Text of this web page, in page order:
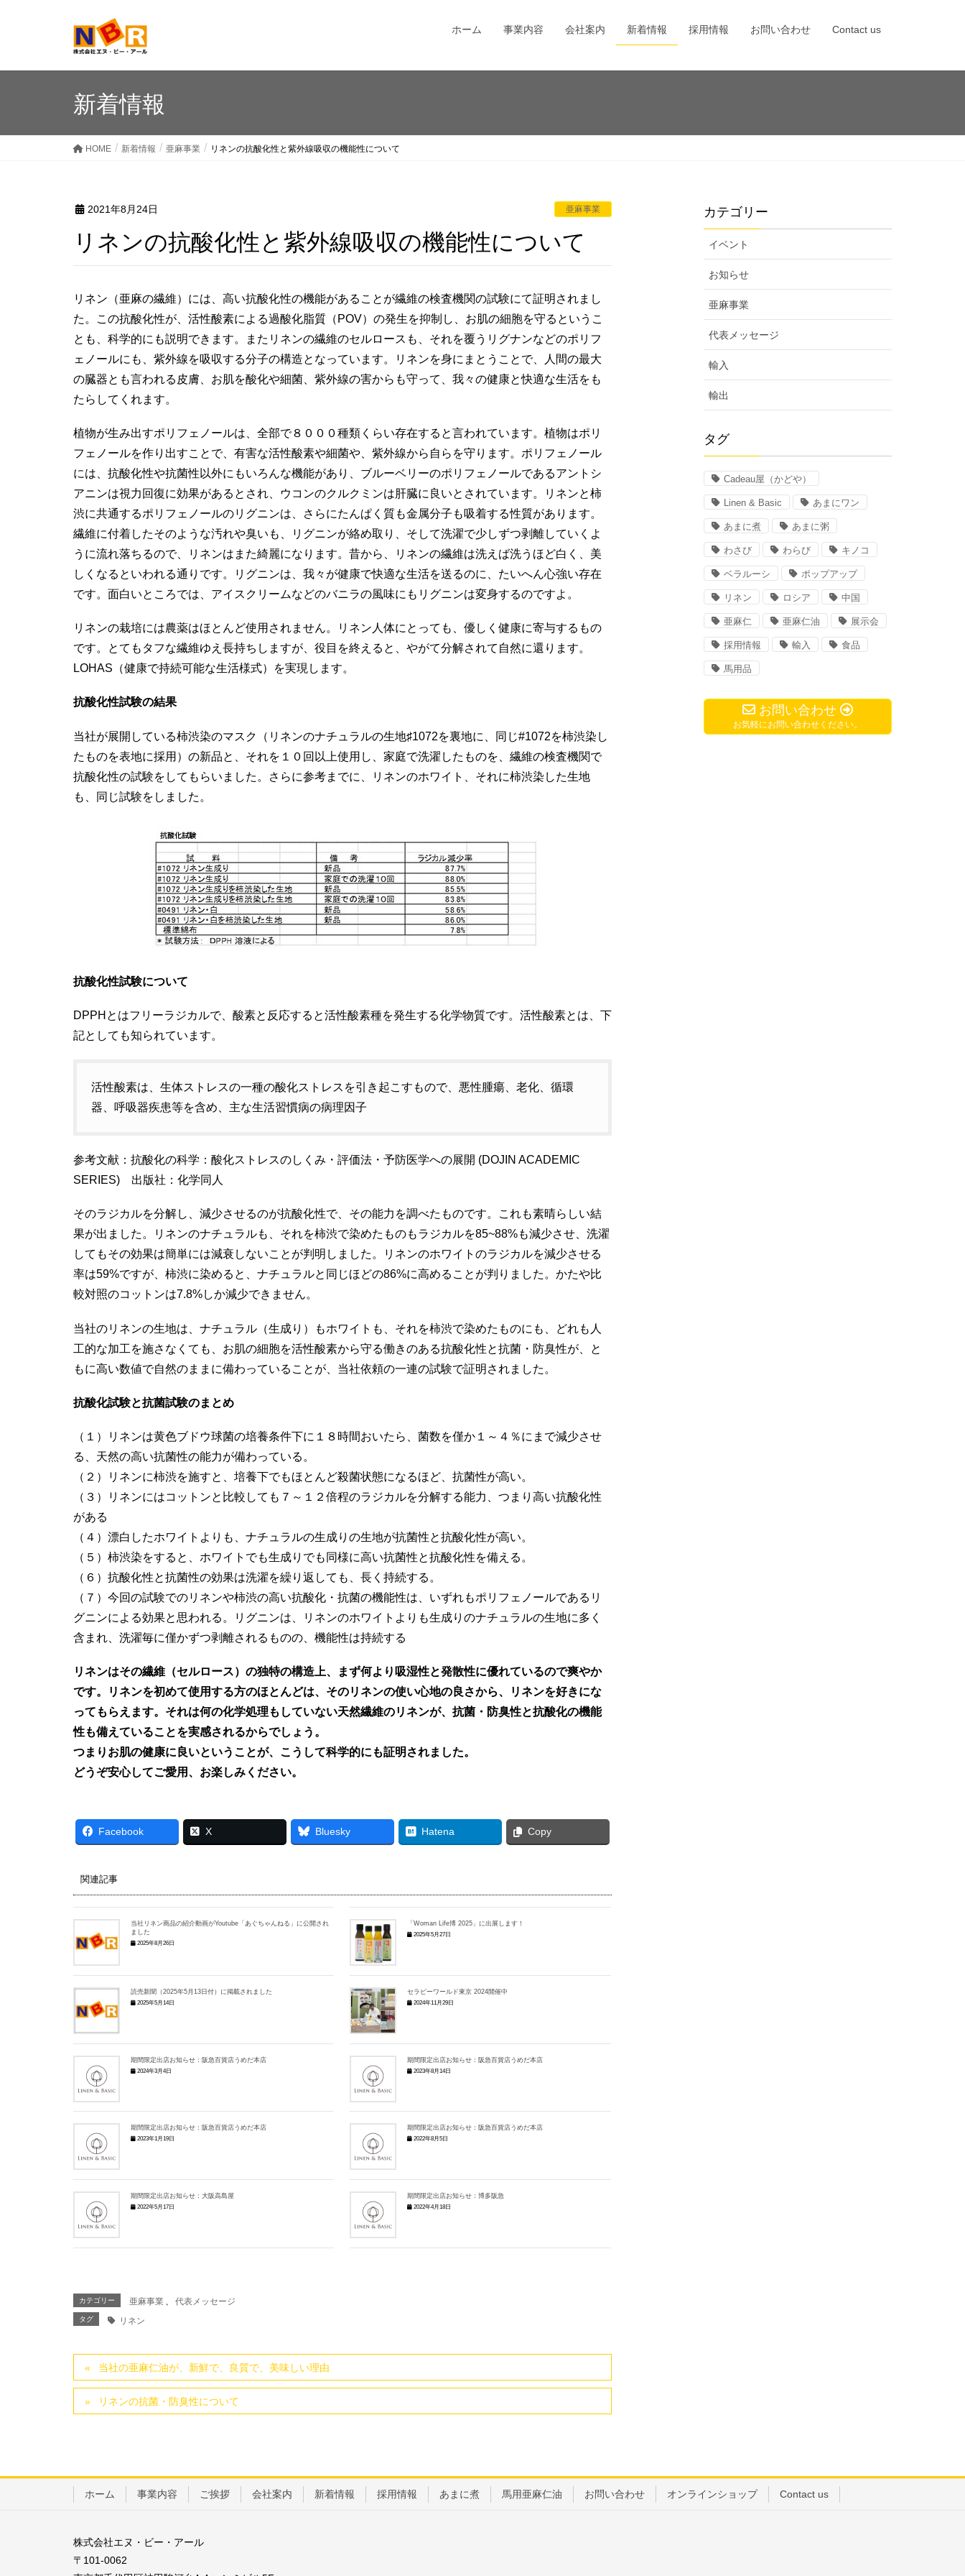
ホーム 事業内容 会社案内 新着情報 採用情報 お問い合わせ Contact us
新着情報
HOME 新着情報 亜麻事業 リネンの抗酸化性と紫外線吸収の機能性について
2021年8月24日 亜麻事業
リネンの抗酸化性と紫外線吸収の機能性について
リネン（亜麻の繊維）には、高い抗酸化性の機能があることが繊維の検査機関の試験にて証明されまし
た。この抗酸化性が、活性酸素による過酸化脂質（POV）の発生を抑制し、お肌の細胞を守るというこ
とも、科学的にも説明できます。またリネンの繊維のセルロースも、それを覆うリグナンなどのポリフ
ェノールにも、紫外線を吸収する分子の構造となっています。リネンを身にまとうことで、人間の最大
の臓器とも言われる皮膚、お肌を酸化や細菌、紫外線の害からも守って、我々の健康と快適な生活をも
たらしてくれます。
植物が生み出すポリフェノールは、全部で８０００種類くらい存在すると言われています。植物はポリ
フェノールを作り出すことで、有害な活性酸素や細菌や、紫外線から自らを守ります。ポリフェノール
には、抗酸化性や抗菌性以外にもいろんな機能があり、ブルーベリーのポリフェノールであるアントシ
アニンは視力回復に効果があるとされ、ウコンのクルクミンは肝臓に良いとされています。リネンと柿
渋に共通するポリフェノールのリグニンは、さらにたんぱく質も金属分子も吸着する性質があります。
繊維に付着したそのような汚れや臭いも、リグニンが絡め取り、そして洗濯で少しずつ剥離していくよ
うに流れ落ちるので、リネンはまた綺麗になります。昔から、リネンの繊維は洗えば洗うほど白く、美
しくなるといわれる通りです。リグニンは、我々が健康で快適な生活を送るのに、たいへん心強い存在
です。面白いところでは、アイスクリームなどのバニラの風味にもリグニンは変身するのですよ。
リネンの栽培には農薬はほとんど使用されません。リネン人体にとっても、優しく健康に寄与するもの
です。とてもタフな繊維ゆえ長持ちしますが、役目を終えると、やがて分解されて自然に還ります。
LOHAS（健康で持続可能な生活様式）を実現します。
抗酸化性試験の結果
当社が展開している柿渋染のマスク（リネンのナチュラルの生地♯1072を裏地に、同じ#1072を柿渋染し
たものを表地に採用）の新品と、それを１０回以上使用し、家庭で洗濯したものを、 繊維の検査機関で
抗酸化性の試験をしてもらいました。さらに参考までに、リネンのホワイト、それに柿渋染した生地
も、同じ試験をしました。
抗酸化性試験について
DPPHとはフリーラジカルで、酸素と反応すると活性酸素種を発生する化学物質です。活性酸素とは、下
記としても知られています。
活性酸素は、生体ストレスの一種の酸化ストレスを引き起こすもので、悪性腫瘍、老化、循環
器、呼吸器疾患等を含め、主な生活習慣病の病理因子
参考文献：抗酸化の科学：酸化ストレスのしくみ・評価法・予防医学への展開 (DOJIN ACADEMIC
SERIES) 出版社：化学同人
そのラジカルを分解し、減少させるのが抗酸化性で、その能力を調べたものです。これも素晴らしい結
果が出ました。リネンのナチュラルも、それを柿渋で染めたものもラジカルを85~88%も減少させ、洗濯
してもその効果は簡単には減衰しないことが判明しました。リネンのホワイトのラジカルを減少させる
率は59%ですが、柿渋に染めると、ナチュラルと同じほどの86%に高めることが判りました。かたや比
較対照のコットンは7.8%しか減少できません。
当社のリネンの生地は、ナチュラル（生成り）もホワイトも、それを柿渋で染めたものにも、どれも人
工的な加工を施さなくても、お肌の細胞を活性酸素から守る働きのある抗酸化性と抗菌・防臭性が、と
もに高い数値で自然のままに備わっていることが、当社依頼の一連の試験で証明されました。
抗酸化試験と抗菌試験のまとめ
（１）リネンは黄色ブドウ球菌の培養条件下に１８時間おいたら、菌数を僅か１～４％にまで減少させ
る、天然の高い抗菌性の能力が備わっている。
（２）リネンに柿渋を施すと、培養下でもほとんど殺菌状態になるほど、抗菌性が高い。
（３）リネンにはコットンと比較しても７～１２倍程のラジカルを分解する能力、つまり高い抗酸化性
がある
（４）漂白したホワイトよりも、ナチュラルの生成りの生地が抗菌性と抗酸化性が高い。
（５）柿渋染をすると、ホワイトでも生成りでも同様に高い抗菌性と抗酸化性を備える。
（６）抗酸化性と抗菌性の効果は洗濯を繰り返しても、長く持続する。
（７）今回の試験でのリネンや柿渋の高い抗酸化・抗菌の機能性は、いずれもポリフェノールであるリ
グニンによる効果と思われる。リグニンは、リネンのホワイトよりも生成りのナチュラルの生地に多く
含まれ、洗濯毎に僅かずつ剥離されるものの、機能性は持続する
リネンはその繊維（セルロース）の独特の構造上、まず何より吸湿性と発散性に優れているので爽やか
です。リネンを初めて使用する方のほとんどは、そのリネンの使い心地の良さから、リネンを好きにな
ってもらえます。それは何の化学処理もしていない天然繊維のリネンが、抗菌・防臭性と抗酸化の機能
性も備えていることを実感されるからでしょう。
つまりお肌の健康に良いということが、こうして科学的にも証明されました。
どうぞ安心してご愛用、お楽しみください。
Facebook X Bluesky Hatena Copy
関連記事
当社リネン商品の紹介動画がYoutube「あぐちゃんねる」に公開され
ました
2025年8月26日
「Woman Life博 2025」に出展します！
2025年5月27日
読売新聞（2025年5月13日付）に掲載されました
2025年5月14日
セラピーワールド東京 2024開催中
2024年11月29日
期間限定出店お知らせ：阪急百貨店うめだ本店
2024年3月4日
期間限定出店お知らせ：阪急百貨店うめだ本店
2023年8月14日
期間限定出店お知らせ：阪急百貨店うめだ本店
2023年1月19日
期間限定出店お知らせ：阪急百貨店うめだ本店
2022年8月5日
期間限定出店お知らせ：大阪高島屋
2022年5月17日
期間限定出店お知らせ：博多阪急
2022年4月18日
カテゴリー 亜麻事業 、 代表メッセージ
タグ リネン
当社の亜麻仁油が、新鮮で、良質で、美味しい理由
リネンの抗菌・防臭性について
カテゴリー
イベント
お知らせ
亜麻事業
代表メッセージ
輸入
輸出
タグ
Cadeau屋（かどや）
Linen & Basic あまにワン
あまに煮 あまに粥
わさび わらび キノコ
ベラルーシ ポップアップ
リネン ロシア 中国
亜麻仁 亜麻仁油 展示会
採用情報 輸入 食品
馬用品
お問い合わせ
お気軽にお問い合わせください。
ホーム 事業内容 ご挨拶 会社案内 新着情報 採用情報 あまに煮 馬用亜麻仁油 お問い合わせ オンラインショップ Contact us
株式会社エヌ・ビー・アール
〒101-0062